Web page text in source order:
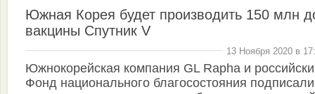
Южная Корея будет производить 150 млн
вакцины Спутник V
13 Ноября 2020 в
Южнокорейская компания GL Rapha и
Фонд национального благосостояния подписали